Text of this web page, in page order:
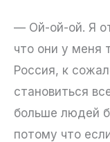
— Ой-ой-ой. Я
что они у меня
Россия, к
становиться
больше людей
потому что